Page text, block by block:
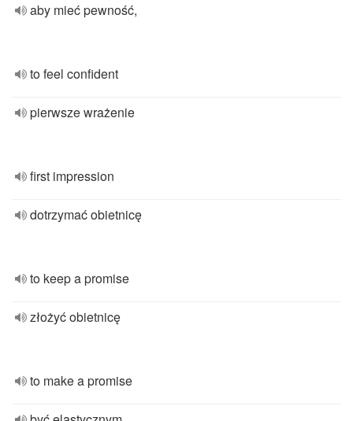
aby mieć pewność,
to feel confident
pierwsze wrażenie
first impression
dotrzymać obietnicę
to keep a promise
złożyć obietnicę
to make a promise